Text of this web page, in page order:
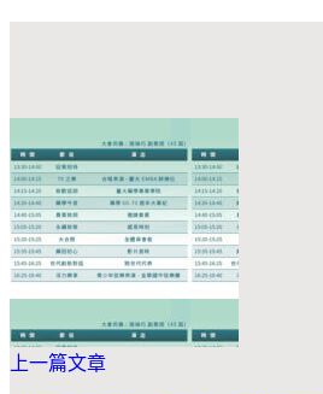
上一篇文章